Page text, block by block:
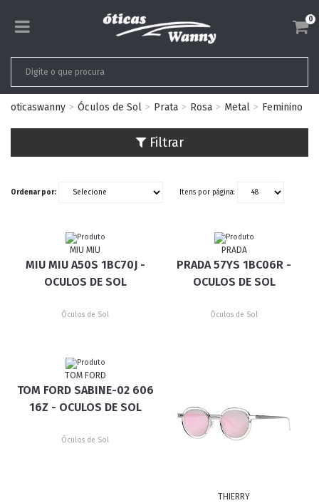
0
oticaswanny Óculos de Sol Prata Rosa Metal Feminino
Filtrar
Ordenar por: Itens por página:
MIU MIU
MIU MIU A50S 1BC70J -
OCULOS DE SOL
Óculos de Sol
PRADA
PRADA 57YS 1BC06R -
OCULOS DE SOL
Óculos de Sol
TOM FORD
TOM FORD SABINE-02 606
16Z - OCULOS DE SOL
Óculos de Sol
THIERRY